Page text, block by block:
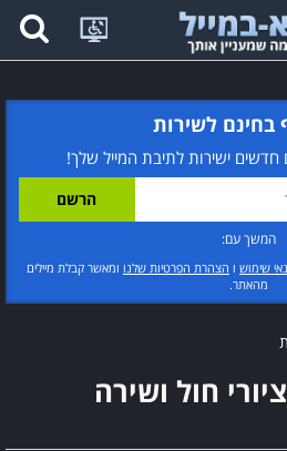
בחינם לשירות
חדשים ישירות לתיבת המייל שלך!
המשך עם:
שימוש ו הצהרת הפרטיות שלנו ומאשר קבלת מיילים
מהאתר.
חול ושירה